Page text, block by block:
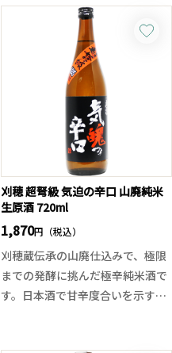
刈穂 超弩級 気迫の辛口 山廃純米
生原酒 720ml
1,870円（税込）
刈穂蔵伝承の山廃仕込みで、極限
までの発酵に挑んだ極辛純米酒で
す。日本酒で甘辛度合いを示すの